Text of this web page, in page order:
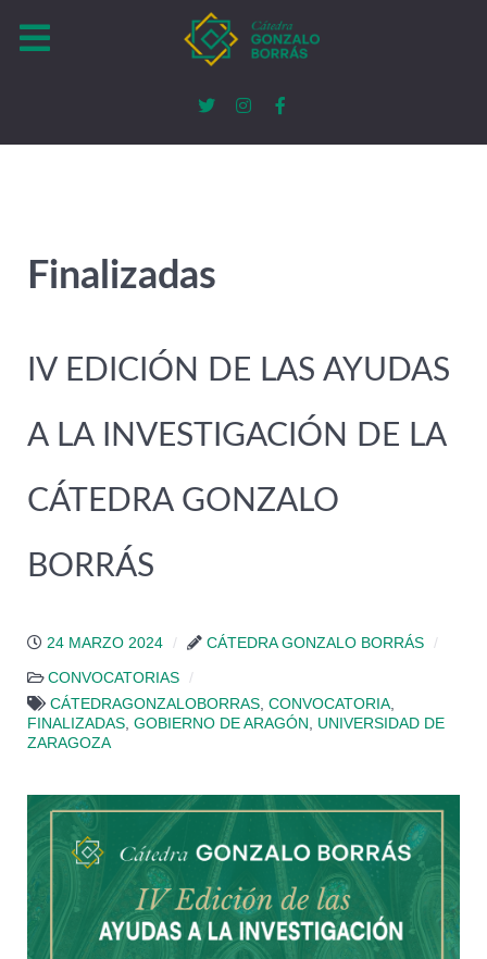
Finalizadas
IV EDICIÓN DE LAS AYUDAS
A LA INVESTIGACIÓN DE LA
CÁTEDRA GONZALO
BORRÁS
24 MARZO 2024 CÁTEDRA GONZALO BORRÁS
CONVOCATORIAS
CÁTEDRAGONZALOBORRAS CONVOCATORIA
FINALIZADAS GOBIERNO DE ARAGÓN
UNIVERSIDAD DE
ZARAGOZA